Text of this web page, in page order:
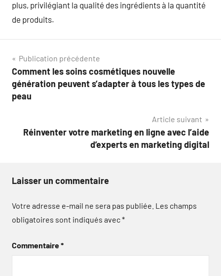
plus, privilégiant la qualité des ingrédients à la quantité
de produits.
Navigation
de
l’article
Publication précédente
Comment les soins cosmétiques nouvelle
génération peuvent s’adapter à tous les types de
peau
Article suivant
Réinventer votre marketing en ligne avec l’aide
d’experts en marketing digital
Laisser un commentaire
Votre adresse e-mail ne sera pas publiée. Les champs
obligatoires sont indiqués avec*
Commentaire*